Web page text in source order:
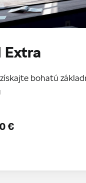
Extra
bohatú
€